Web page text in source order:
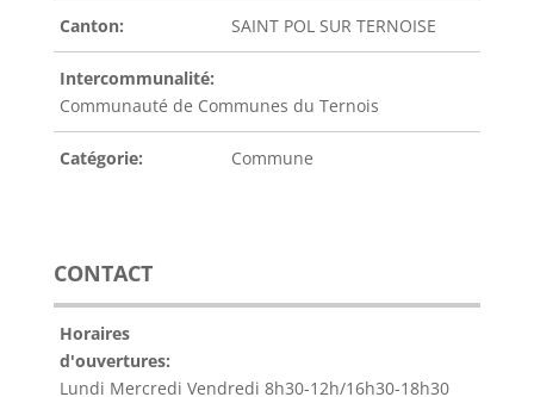
Canton: SAINT POL SUR TERNOISE
Intercommunalité:
Communauté de Communes du Ternois
Catégorie: Commune
CONTACT
Horaires
d'ouvertures:
Lundi Mercredi Vendredi 8h30-12h/16h30-18h30